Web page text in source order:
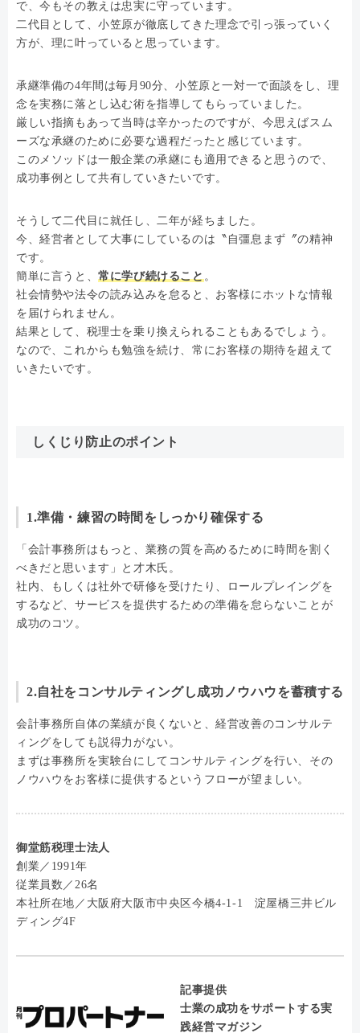
で、今もその教えは忠実に守っています。
二代目として、小笠原が徹底してきた理念で引っ張っていく
方が、理に叶っていると思っています。
承継準備の4年間は毎月90分、小笠原と一対一で面談をし、理
念を実務に落とし込む術を指導してもらっていました。
厳しい指摘もあって当時は辛かったのですが、今思えばスム
ーズな承継のために必要な過程だったと感じています。
このメソッドは一般企業の承継にも適用できると思うので、
成功事例として共有していきたいです。
そうして二代目に就任し、二年が経ちました。
今、経営者として大事にしているのは〝自彊息まず〞の精神
です。
簡単に言うと、常に学び続けること。
社会情勢や法令の読み込みを怠ると、お客様にホットな情報
を届けられません。
結果として、税理士を乗り換えられることもあるでしょう。
なので、これからも勉強を続け、常にお客様の期待を超えて
いきたいです。
しくじり防止のポイント
1.準備・練習の時間をしっかり確保する
「会計事務所はもっと、業務の質を高めるために時間を割く
べきだと思います」と才木氏。
社内、もしくは社外で研修を受けたり、ロールプレイングを
するなど、サービスを提供するための準備を怠らないことが
成功のコツ。
2.自社をコンサルティングし成功ノウハウを蓄積する
会計事務所自体の業績が良くないと、経営改善のコンサルテ
ィングをしても説得力がない。
まずは事務所を実験台にしてコンサルティングを行い、その
ノウハウをお客様に提供するというフローが望ましい。
御堂筋税理士法人
創業／1991年
従業員数／26名
本社所在地／大阪府大阪市中央区今橋4-1-1 淀屋橋三井ビル
ディング4F
記事提供
士業の成功をサポートする実
践経営マガジン